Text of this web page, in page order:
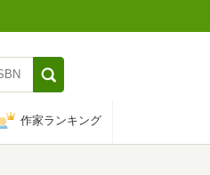
作家ランキング